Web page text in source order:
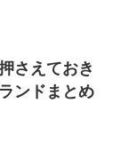
さえておき
ンドまとめ